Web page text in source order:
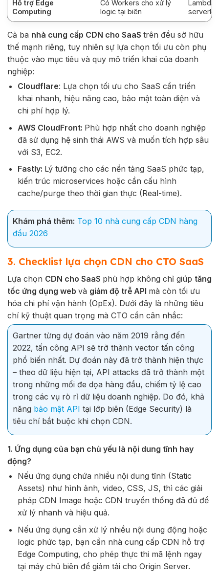
Hỗ trợ Edge
Computing
Có Workers cho xử lý
logic tại biên
Cả ba nhà cung cấp CDN cho SaaS trên đều sở hữu
thế mạnh riêng, tuy nhiên sự lựa chọn tối ưu còn phụ
thuộc vào mục tiêu và quy mô triển khai của doanh
nghiệp:
Cloudflare: Lựa chọn tối ưu cho SaaS cần triển
khai nhanh, hiệu năng cao, bảo mật toàn diện và
chi phí hợp lý.
AWS CloudFront: Phù hợp nhất cho doanh nghiệp
đã sử dụng hệ sinh thái AWS và muốn tích hợp sâu
với S3, EC2.
Fastly: Lý tưởng cho các nền tảng SaaS phức tạp,
kiến trúc microservices hoặc cần cấu hình
cache/purge theo thời gian thực (Real-time).
Khám phá thêm: Top 10 nhà cung cấp CDN hàng
đầu 2026
3. Checklist lựa chọn CDN cho CTO SaaS
Lựa chọn CDN cho SaaS phù hợp không chỉ giúp tăng
tốc ứng dụng web và giảm độ trễ API mà còn tối ưu
hóa chi phí vận hành (OpEx). Dưới đây là những tiêu
chí kỹ thuật quan trọng mà CTO cần cân nhắc:
Gartner từng dự đoán vào năm 2019 rằng đến
2022, tấn công API sẽ trở thành vector tấn công
phổ biến nhất. Dự đoán này đã trở thành hiện thực
– theo dữ liệu hiện tại, API attacks đã trở thành một
trong những mối đe dọa hàng đầu, chiếm tỷ lệ cao
trong các vụ rò rỉ dữ liệu doanh nghiệp. Do đó, khả
năng bảo mật API tại lớp biên (Edge Security) là
tiêu chí bắt buộc khi chọn CDN.
1. Ứng dụng của bạn chủ yếu là nội dung tĩnh hay
động?
Nếu ứng dụng chứa nhiều nội dung tĩnh (Static
Assets) như hình ảnh, video, CSS, JS, thì các giải
pháp CDN Image hoặc CDN truyền thống đã đủ để
xử lý nhanh và hiệu quả.
Nếu ứng dụng cần xử lý nhiều nội dung động hoặc
logic phức tạp, bạn cần nhà cung cấp CDN hỗ trợ
Edge Computing, cho phép thực thi mã lệnh ngay
tại máy chủ biên để giảm tải cho Origin Server.